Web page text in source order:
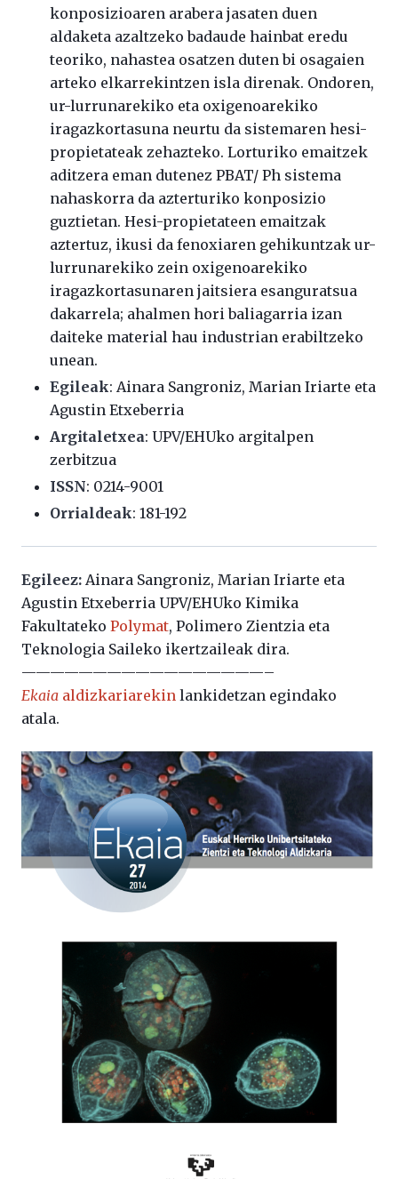
konposizioaren arabera jasaten duen
aldaketa azaltzeko badaude hainbat eredu
teoriko, nahastea osatzen duten bi osagaien
arteko elkarrekintzen isla direnak. Ondoren,
ur-lurrunarekiko eta oxigenoarekiko
iragazkortasuna neurtu da sistemaren hesi-
propietateak zehazteko. Lorturiko emaitzek
aditzera eman dutenez PBAT/ Ph sistema
nahaskorra da azterturiko konposizio
guztietan. Hesi-propietateen emaitzak
aztertuz, ikusi da fenoxiaren gehikuntzak ur-
lurrunarekiko zein oxigenoarekiko
iragazkortasunaren jaitsiera esanguratsua
dakarrela; ahalmen hori baliagarria izan
daiteke material hau industrian erabiltzeko
unean.
Egileak: Ainara Sangroniz, Marian Iriarte eta
Agustin Etxeberria
Argitaletxea: UPV/EHUko argitalpen
zerbitzua
ISSN: 0214-9001
Orrialdeak: 181-192
Egileez: Ainara Sangroniz, Marian Iriarte eta
Agustin Etxeberria UPV/EHUko Kimika
Fakultateko Polymat, Polimero Zientzia eta
Teknologia Saileko ikertzaileak dira.
—————————————————–
Ekaia aldizkariarekin lankidetzan egindako
atala.